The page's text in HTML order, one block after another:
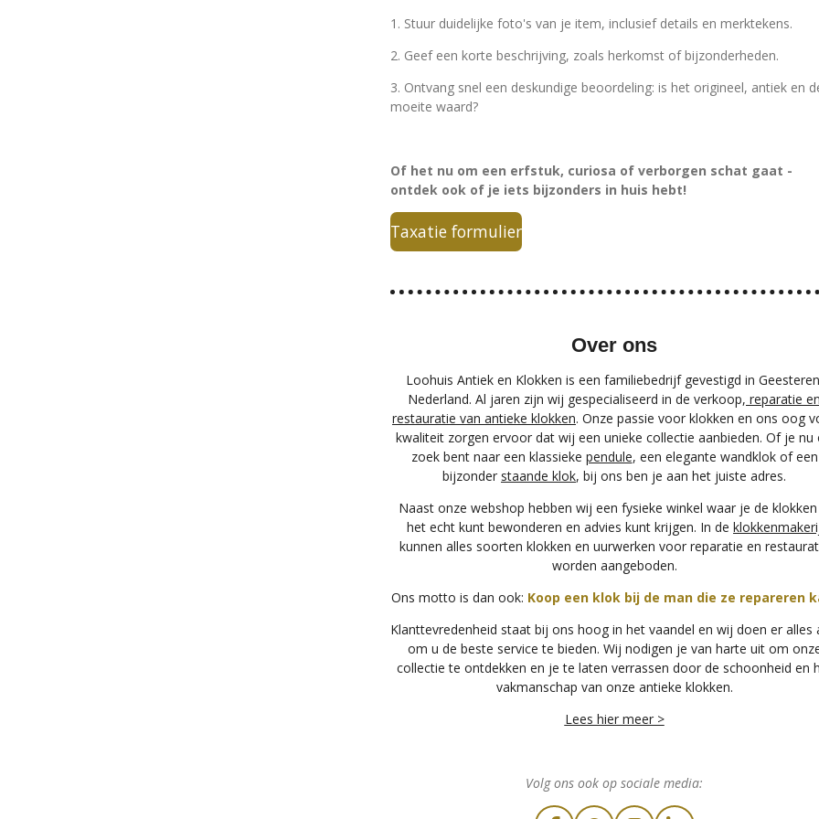
1. Stuur duidelijke foto's van je item, inclusief details en merktekens.
2. Geef een korte beschrijving, zoals herkomst of bijzonderheden.
3. Ontvang snel een deskundige beoordeling: is het origineel, antiek en
moeite waard?
Of het nu om een erfstuk, curiosa of verborgen schat gaat -
ontdek ook of je iets bijzonders in huis hebt!
Taxatie formulier
Over ons
Loohuis Antiek en Klokken is een familiebedrijf gevestigd in
Nederland. Al jaren zijn wij gespecialiseerd in de verkoop, reparatie en
restauratie van antieke klokken. Onze passie voor klokken en ons oog
kwaliteit zorgen ervoor dat wij een unieke collectie aanbieden. Of je nu
zoek bent naar een klassieke pendule, een elegante wandklok of een
bijzonder staande klok, bij ons ben je aan het juiste adres.
Naast onze webshop hebben wij een fysieke winkel waar je de klokken
het echt kunt bewonderen en advies kunt krijgen. In de
kunnen alles soorten klokken en uurwerken voor reparatie en
worden aangeboden.
Ons motto is dan ook: Koop een klok bij de man die ze repareren
Klanttevredenheid staat bij ons hoog in het vaandel en wij doen er alles
om u de beste service te bieden. Wij nodigen je van harte uit om
collectie te ontdekken en je te laten verrassen door de schoonheid en
vakmanschap van onze antieke klokken.
Lees hier meer >
Volg ons ook op sociale media: